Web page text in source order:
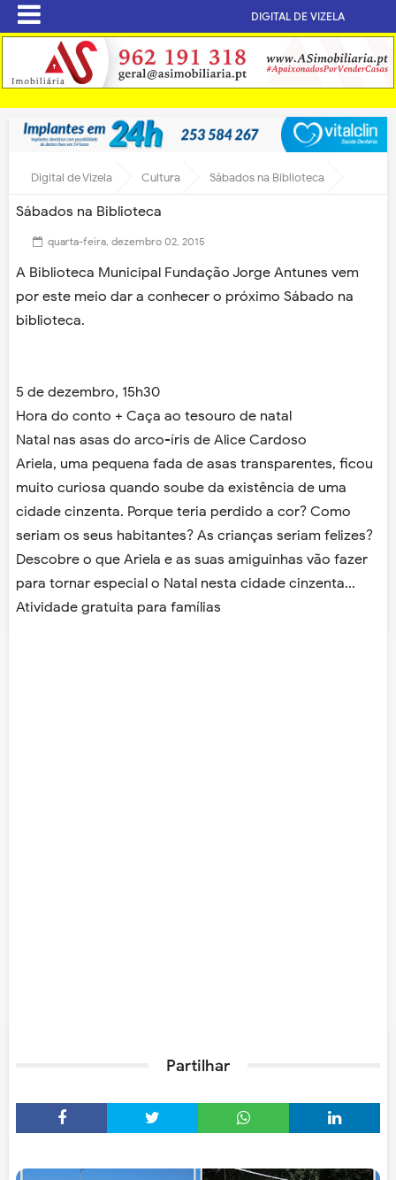
DIGITAL DE VIZELA
Digital de Vizela Cultura Sábados na Biblioteca
Sábados na Biblioteca
quarta-feira, dezembro 02, 2015
A Biblioteca Municipal Fundação Jorge Antunes vem
por este meio dar a conhecer o próximo Sábado na
biblioteca.
5 de dezembro, 15h30
Hora do conto + Caça ao tesouro de natal
Natal nas asas do arco-íris de Alice Cardoso
Ariela, uma pequena fada de asas transparentes, ficou
muito curiosa quando soube da existência de uma
cidade cinzenta. Porque teria perdido a cor? Como
seriam os seus habitantes? As crianças seriam felizes?
Descobre o que Ariela e as suas amiguinhas vão fazer
para tornar especial o Natal nesta cidade cinzenta...
Atividade gratuita para famílias
Partilhar